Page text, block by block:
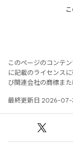
このページのコンテ
に記載のライセンス
び関連会社の商標また
最終更新日 2026-07-